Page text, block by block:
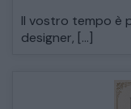
Il vostro tempo è
designer, […]